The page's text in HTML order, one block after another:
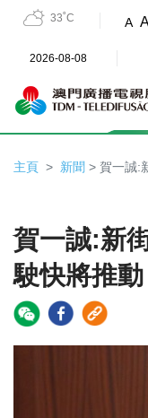
33˚C A
2026-08-08
主頁 新聞 > 賀一誠:
賀一誠:新
駛快將推動